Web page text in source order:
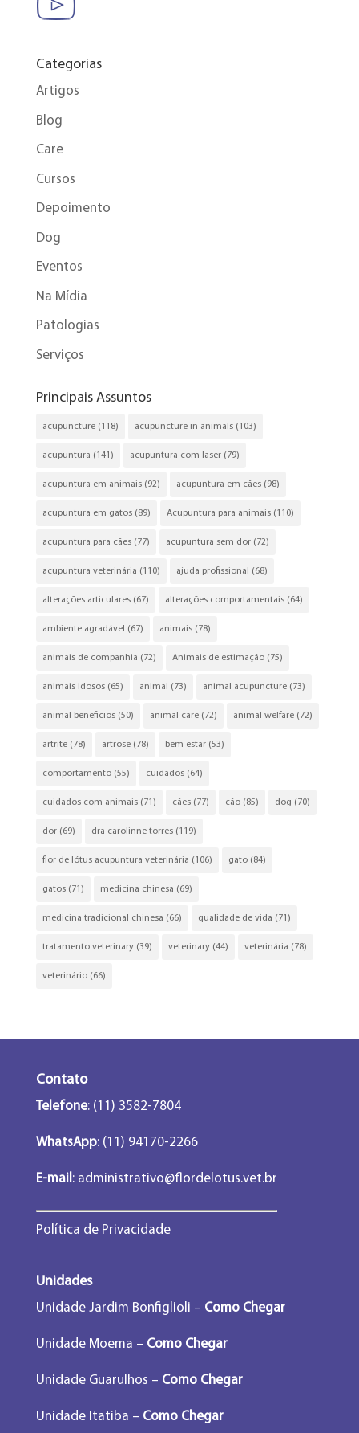
Categorias
Artigos
Blog
Care
Cursos
Depoimento
Dog
Eventos
Na Mídia
Patologias
Serviços
Principais Assuntos
acupuncture(118) acupuncture in animals(103)
acupuntura (141) acupuntura com laser(79)
acupuntura em animais(92) acupuntura em cães(98)
acupuntura em gatos(89) Acupuntura para animais(110)
acupuntura para cães(77) acupuntura sem dor(72)
acupuntura veterinária (110) ajuda profissional (68)
alterações articulares(67) alterações comportamentais(64)
ambiente agradável (67) animais(78)
animais de companhia (72) Animais de estimação(75)
animais idosos(65) animal (73) animal acupuncture(73)
animal beneficios(50) animal care(72) animal welfare(72)
artrite(78) artrose(78) bem estar(53)
comportamento(55) cuidados(64)
cuidados com animais(71) cães(77) cão(85) dog (70)
dor(69) dra carolinne torres(119)
flor de lótus acupuntura veterinária (106) gato(84)
gatos(71) medicina chinesa (69)
medicina tradicional chinesa (66) qualidade de vida (71)
tratamento veterinary(39) veterinary(44) veterinária (78)
veterinário(66)
Contato
Telefone: (11) 3582-7804
WhatsApp: (11) 94170-2266
E-mail :administrativo@flordelotus.vet.br
Política de Privacidade
Unidades
Unidade Jardim Bonfiglioli – Como Chegar
Unidade Moema – Como Chegar
Unidade Guarulhos – Como Chegar
Unidade Itatiba – Como Chegar